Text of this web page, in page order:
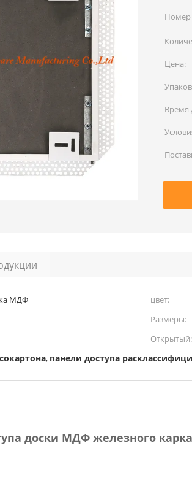
Номер
Цена:
Время
МДФ цвет:
Размеры:
Открытый:
, панели доступа
доски МДФ железного